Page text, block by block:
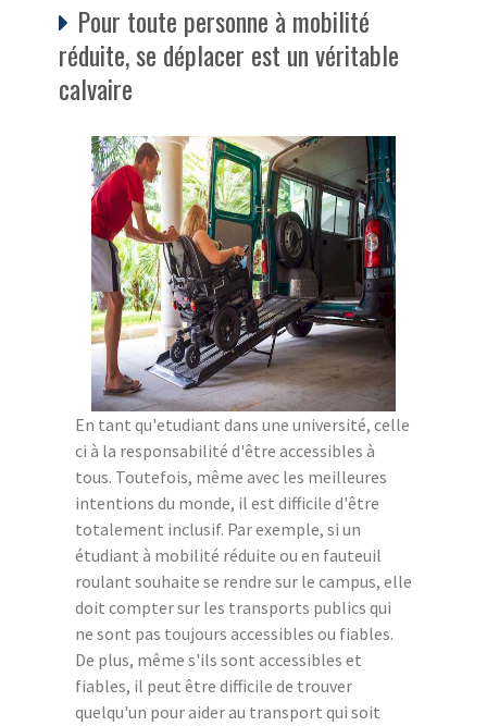
Pour toute personne à mobilité
réduite, se déplacer est un véritable
calvaire
En tant qu'etudiant dans une université, celle
ci à la responsabilité d'être accessibles à
tous. Toutefois, même avec les meilleures
intentions du monde, il est difficile d'être
totalement inclusif. Par exemple, si un
étudiant à mobilité réduite ou en fauteuil
roulant souhaite se rendre sur le campus, elle
doit compter sur les transports publics qui
ne sont pas toujours accessibles ou fiables.
De plus, même s'ils sont accessibles et
fiables, il peut être difficile de trouver
quelqu'un pour aider au transport qui soit